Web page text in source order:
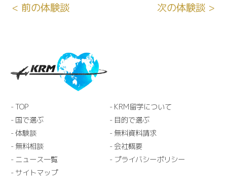
< 前の体験談 次の体験談 >
TOP
KRM留学について
国で選ぶ
目的で選ぶ
体験談
無料資料請求
無料相談
会社概要
ニュース一覧
プライバシーポリシー
サイトマップ